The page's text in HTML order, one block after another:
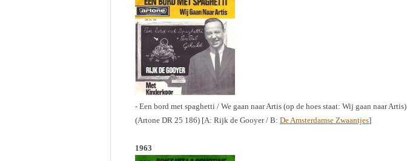
- Een bord met spaghetti / We gaan naar Artis (op de hoes staat: Wij gaan naar Artis)
(Artone DR 25 186) [A: Rijk de Gooyer / B: De Amsterdamse Zwaantjes]
1963